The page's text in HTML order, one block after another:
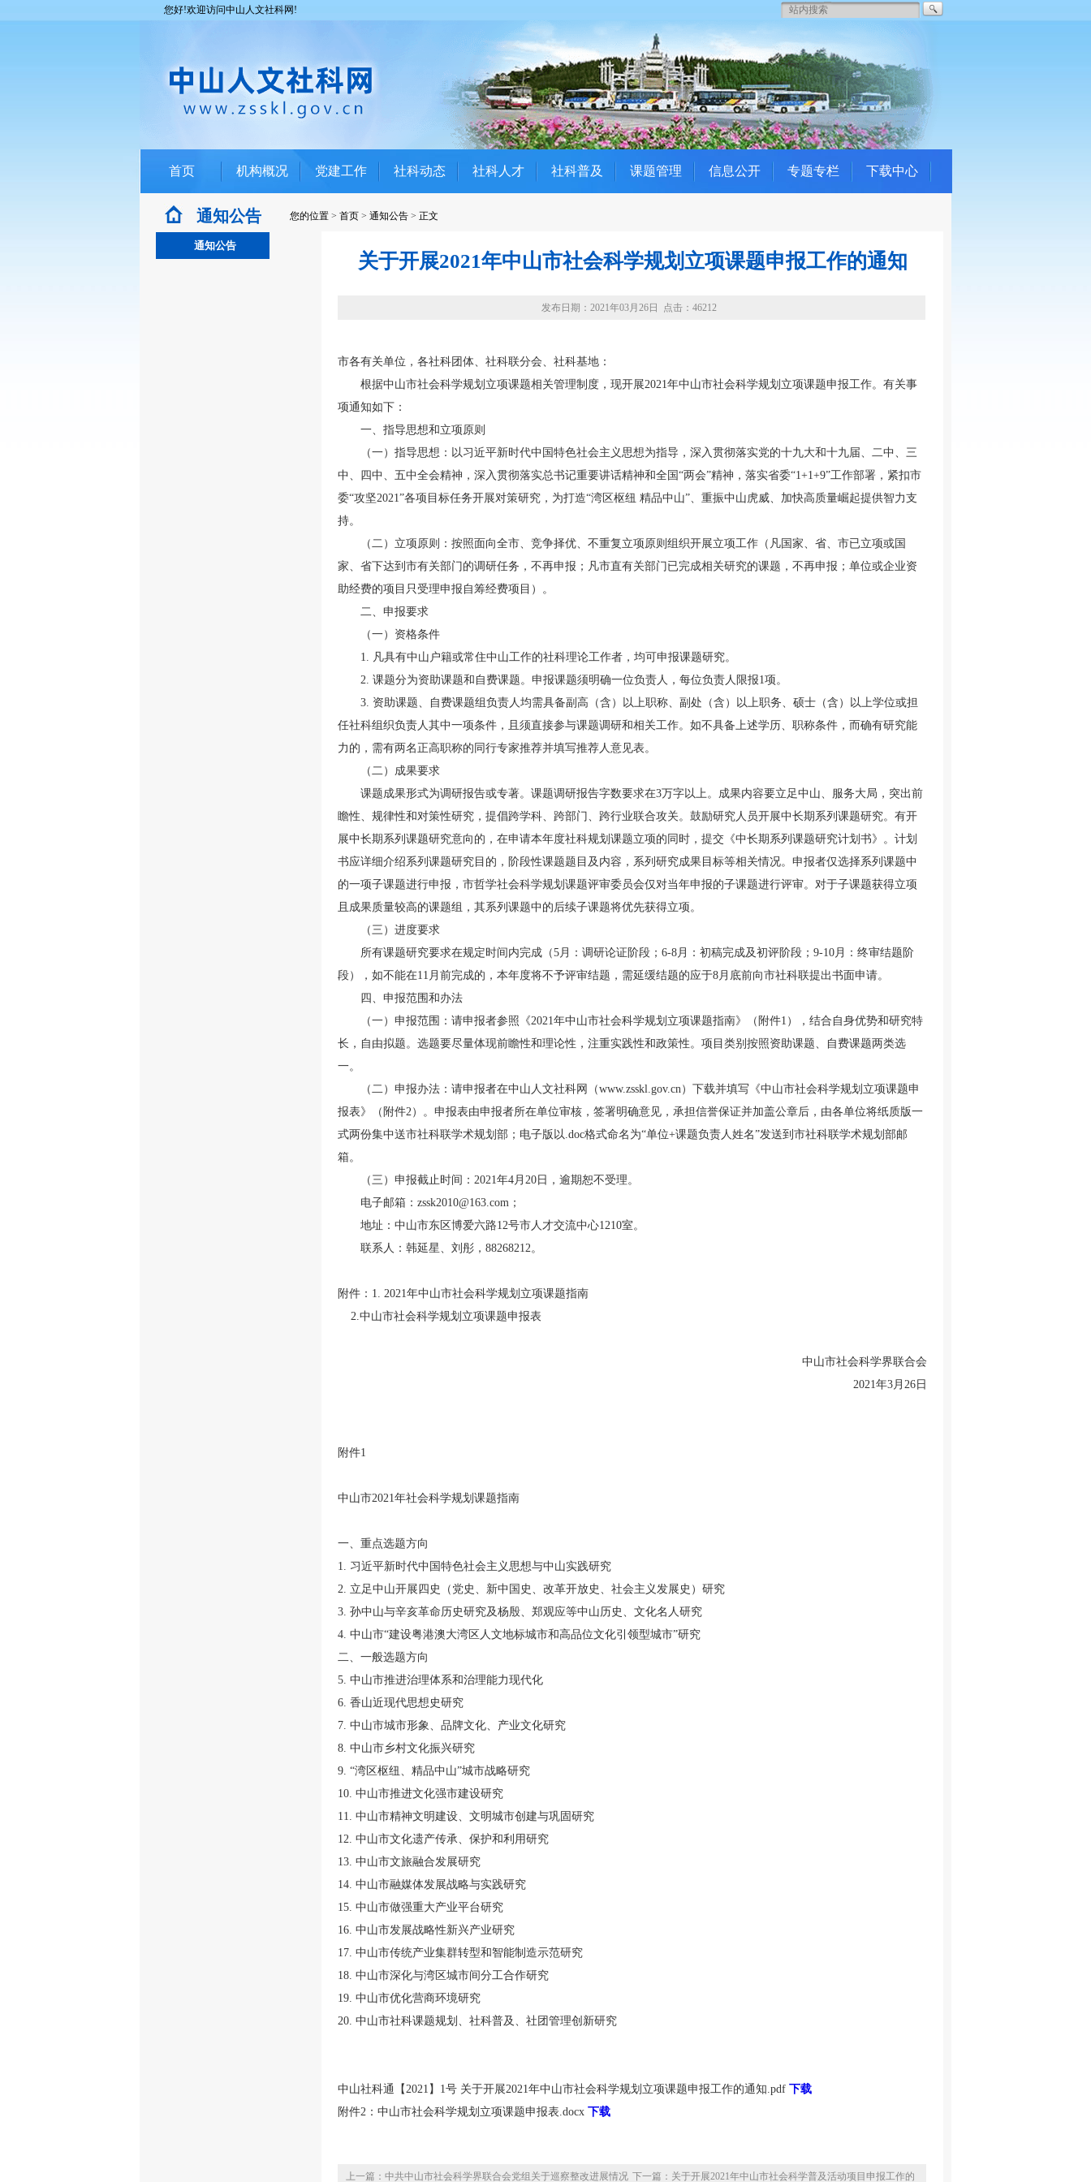
您好!欢迎访问中山人文社科网!
首页 机构概况 党建工作 社科动态 社科人才 社科普及 课题管理 信息公开 专题专栏 下载中心
通知公告 您的位置 > 首页 > 通知公告 > 正文
通知公告
关于开展2021年中山市社会科学规划立项课题申报工作的通知
发布日期：2021年03月26日 点击：46212
市各有关单位，各社科团体、社科联分会、社科基地：
根据中山市社会科学规划立项课题相关管理制度，现开展2021年中山市社会科学规划立项课题申报工作。有关事
项通知如下：
一、指导思想和立项原则
（一）指导思想：以习近平新时代中国特色社会主义思想为指导，深入贯彻落实党的十九大和十九届、二中、三
中、四中、五中全会精神，深入贯彻落实总书记重要讲话精神和全国“两会”精神，落实省委“1+1+9”工作部署，紧扣市
委“攻坚2021”各项目标任务开展对策研究，为打造“湾区枢纽 精品中山”、重振中山虎威、加快高质量崛起提供智力支
持。
（二）立项原则：按照面向全市、竞争择优、不重复立项原则组织开展立项工作（凡国家、省、市已立项或国
家、省下达到市有关部门的调研任务，不再申报；凡市直有关部门已完成相关研究的课题，不再申报；单位或企业资
助经费的项目只受理申报自筹经费项目）。
二、申报要求
（一）资格条件
1. 凡具有中山户籍或常住中山工作的社科理论工作者，均可申报课题研究。
2. 课题分为资助课题和自费课题。申报课题须明确一位负责人，每位负责人限报1项。
3. 资助课题、自费课题组负责人均需具备副高（含）以上职称、副处（含）以上职务、硕士（含）以上学位或担
任社科组织负责人其中一项条件，且须直接参与课题调研和相关工作。如不具备上述学历、职称条件，而确有研究能
力的，需有两名正高职称的同行专家推荐并填写推荐人意见表。
（二）成果要求
课题成果形式为调研报告或专著。课题调研报告字数要求在3万字以上。成果内容要立足中山、服务大局，突出前
瞻性、规律性和对策性研究，提倡跨学科、跨部门、跨行业联合攻关。鼓励研究人员开展中长期系列课题研究。有开
展中长期系列课题研究意向的，在申请本年度社科规划课题立项的同时，提交《中长期系列课题研究计划书》。计划
书应详细介绍系列课题研究目的，阶段性课题题目及内容，系列研究成果目标等相关情况。申报者仅选择系列课题中
的一项子课题进行申报，市哲学社会科学规划课题评审委员会仅对当年申报的子课题进行评审。对于子课题获得立项
且成果质量较高的课题组，其系列课题中的后续子课题将优先获得立项。
（三）进度要求
所有课题研究要求在规定时间内完成（5月：调研论证阶段；6-8月：初稿完成及初评阶段；9-10月：终审结题阶
段），如不能在11月前完成的，本年度将不予评审结题，需延缓结题的应于8月底前向市社科联提出书面申请。
四、申报范围和办法
（一）申报范围：请申报者参照《2021年中山市社会科学规划立项课题指南》（附件1），结合自身优势和研究特
长，自由拟题。选题要尽量体现前瞻性和理论性，注重实践性和政策性。项目类别按照资助课题、自费课题两类选
一。
（二）申报办法：请申报者在中山人文社科网（www.zsskl.gov.cn）下载并填写《中山市社会科学规划立项课题申
报表》（附件2）。申报表由申报者所在单位审核，签署明确意见，承担信誉保证并加盖公章后，由各单位将纸质版一
式两份集中送市社科联学术规划部；电子版以.doc格式命名为“单位+课题负责人姓名”发送到市社科联学术规划部邮
箱。
（三）申报截止时间：2021年4月20日，逾期恕不受理。
电子邮箱：zssk2010@163.com；
地址：中山市东区博爱六路12号市人才交流中心1210室。
联系人：韩延星、刘彤，88268212。
附件：1. 2021年中山市社会科学规划立项课题指南
2.中山市社会科学规划立项课题申报表
中山市社会科学界联合会
2021年3月26日
附件1
中山市2021年社会科学规划课题指南
一、重点选题方向
1. 习近平新时代中国特色社会主义思想与中山实践研究
2. 立足中山开展四史（党史、新中国史、改革开放史、社会主义发展史）研究
3. 孙中山与辛亥革命历史研究及杨殷、郑观应等中山历史、文化名人研究
4. 中山市“建设粤港澳大湾区人文地标城市和高品位文化引领型城市”研究
二、一般选题方向
5. 中山市推进治理体系和治理能力现代化
6. 香山近现代思想史研究
7. 中山市城市形象、品牌文化、产业文化研究
8. 中山市乡村文化振兴研究
9. “湾区枢纽、精品中山”城市战略研究
10. 中山市推进文化强市建设研究
11. 中山市精神文明建设、文明城市创建与巩固研究
12. 中山市文化遗产传承、保护和利用研究
13. 中山市文旅融合发展研究
14. 中山市融媒体发展战略与实践研究
15. 中山市做强重大产业平台研究
16. 中山市发展战略性新兴产业研究
17. 中山市传统产业集群转型和智能制造示范研究
18. 中山市深化与湾区城市间分工合作研究
19. 中山市优化营商环境研究
20. 中山市社科课题规划、社科普及、社团管理创新研究
中山社科通【2021】1号 关于开展2021年中山市社会科学规划立项课题申报工作的通知.pdf 下载
附件2：中山市社会科学规划立项课题申报表.docx 下载
上一篇：中共中山市社会科学界联合会党组关于巡察整改进展情况 下一篇：关于开展2021年中山市社会科学普及活动项目申报工作的